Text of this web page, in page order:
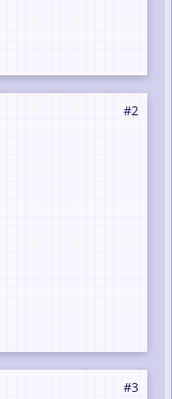
#2
#3